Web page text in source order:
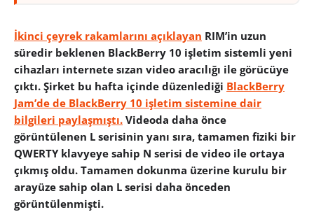
İkinci çeyrek rakamlarını açıklayan RIM’in uzun
süredir beklenen BlackBerry 10 işletim sistemli yeni
cihazları internete sızan video aracılığı ile görücüye
çıktı. Şirket bu hafta içinde düzenlediği BlackBerry
Jam’de de BlackBerry 10 işletim sistemine dair
bilgileri paylaşmıştı. Videoda daha önce
görüntülenen L serisinin yanı sıra, tamamen fiziki bir
QWERTY klavyeye sahip N serisi de video ile ortaya
çıkmış oldu. Tamamen dokunma üzerine kurulu bir
arayüze sahip olan L serisi daha önceden
görüntülenmişti.